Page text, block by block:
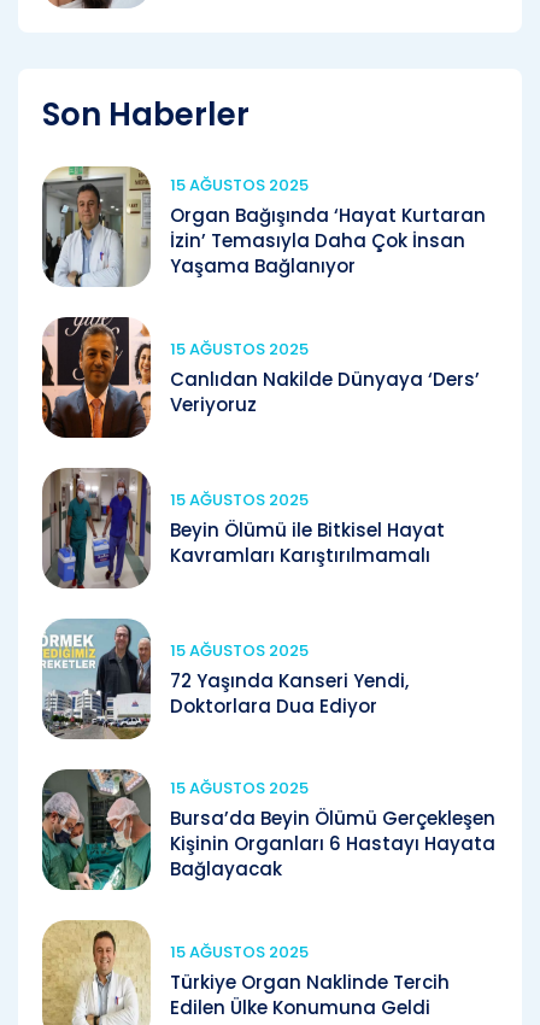
Son Haberler
15 AĞUSTOS 2025
Organ Bağışında ‘Hayat Kurtaran
İzin’ Temasıyla Daha Çok İnsan
Yaşama Bağlanıyor
15 AĞUSTOS 2025
Canlıdan Nakilde Dünyaya ‘Ders’
Veriyoruz
15 AĞUSTOS 2025
Beyin Ölümü ile Bitkisel Hayat
Kavramları Karıştırılmamalı
15 AĞUSTOS 2025
72 Yaşında Kanseri Yendi,
Doktorlara Dua Ediyor
15 AĞUSTOS 2025
Bursa’da Beyin Ölümü Gerçekleşen
Kişinin Organları 6 Hastayı Hayata
Bağlayacak
15 AĞUSTOS 2025
Türkiye Organ Naklinde Tercih
Edilen Ülke Konumuna Geldi